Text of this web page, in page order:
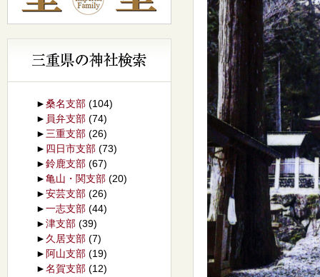
►桑名支部 (104)
► 員弁支部 (74)
► 三重支部 (26)
► 四日市支部 (73)
►鈴鹿支部 (67)
►亀山・関支部 (20)
►安芸支部 (26)
►一志支部 (44)
►津支部 (39)
► 久居支部 (7)
► 阿山支部 (19)
►名賀支部 (12)